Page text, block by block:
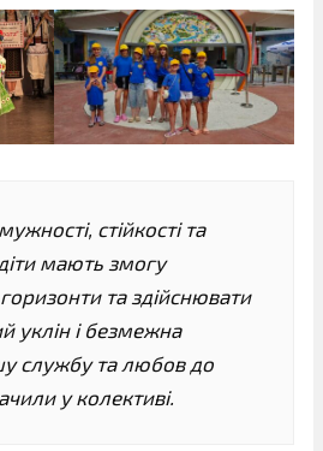
стійкості та
мають змогу
та здійснювати
уклін і безмежна
службу та любов до
у колективі.